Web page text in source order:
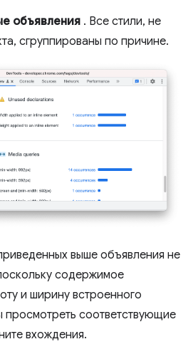
объявления . Все стили, не
сгруппированы по причине.
выше объявления не
содержимое
и ширину встроенного
просмотреть соответствующие
вхождения.